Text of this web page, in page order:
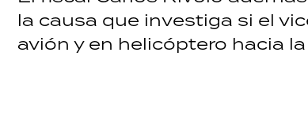
la causa que investiga si el
avión y en helicóptero hacia